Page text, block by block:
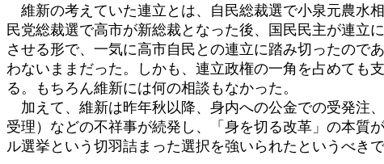
維新の考えていた連立とは、自民総裁選で小泉元農水
民党総裁選で高市が新総裁となった後、国民民主が連立
させる形で、一気に高市自民との連立に踏み切ったので
わないままだった。しかも、連立政権の一角を占めても
る。もちろん維新には何の相談もなかった。
加えて、維新は昨年秋以降、身内への公金での受発注
受理）などの不祥事が続発し、「身を切る改革」の本質
ル選挙という切羽詰まった選択を強いられたというべきで